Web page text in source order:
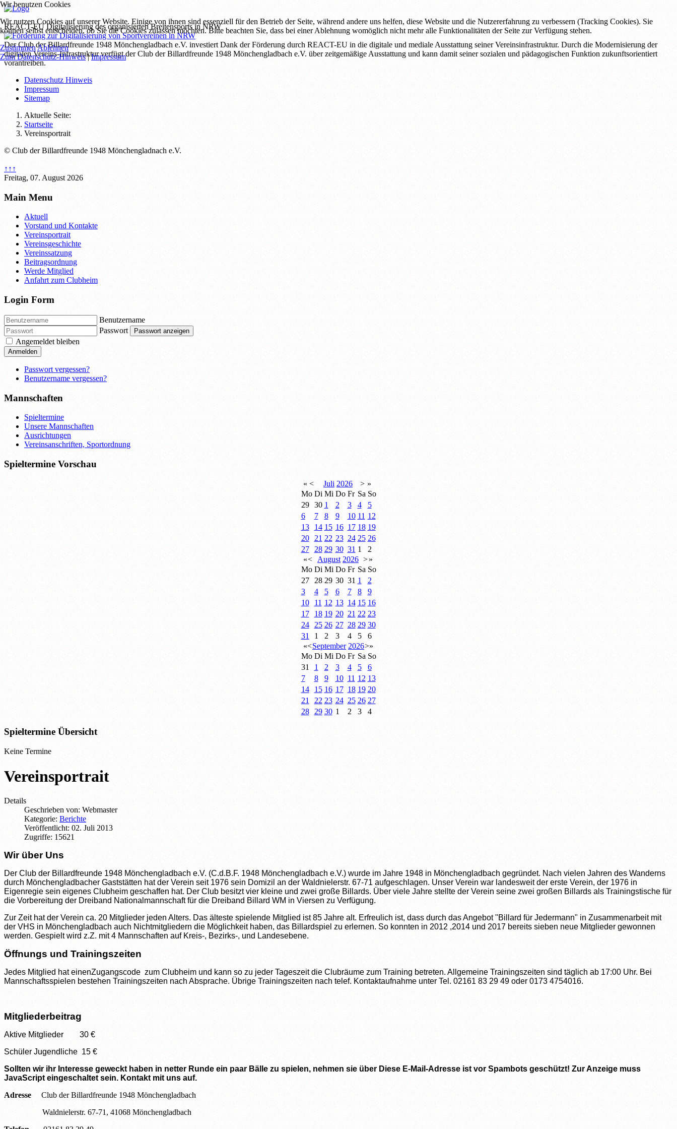
REACT-EU Digitalisierung des organisierten Breitensports in NRW
Der Club der Billardfreunde 1948 Mönchengladbach e.V. investiert Dank der Förderung durch REACT-EU in die digitale und mediale Ausstattung seiner Vereinsinfrastruktur. Durch die Modernisierung der
digitalen Vereins-Infrastruktur verfügt der Club der Billardfreunde 1948 Mönchengladbach e.V. über zeitgemäßige Ausstattung und kann damit seiner sozialen und pädagogischen Funktion zukunftsorientiert
vorantreiben.
Datenschutz Hinweis
Impressum
Sitemap
Aktuelle Seite:
Startseite
Vereinsportrait
© Club der Billardfreunde 1948 Mönchengladnach e.V.
↑↑↑
Freitag, 07. August 2026
Main Menu
Aktuell
Vorstand und Kontakte
Vereinsportrait
Vereinsgeschichte
Vereinssatzung
Beitragsordnung
Werde Mitglied
Anfahrt zum Clubheim
Login Form
Benutzername
Passwort
Passwort anzeigen
Angemeldet bleiben
Anmelden
Passwort vergessen?
Benutzername vergessen?
Mannschaften
Spieltermine
Unsere Mannschaften
Ausrichtungen
Vereinsanschriften, Sportordnung
Spieltermine Vorschau
« < Juli 2026 > »
Mo Di Mi Do Fr Sa So
29
30 1 2 3 4
5
6
7 8 9 10 11 12
13
14 15 16 17 18 19
20
21 22 23 24 25 26
27
28 29 30 31 1
2
«< August 2026 >»
Mo Di Mi Do Fr Sa So
27
28 29 30 31 1
2
3
4 5 6 7 8
9
10
11 12 13 14 15 16
17
18 19 20 21 22 23
24
25 26 27 28 29 30
31
1 2 3 4 5
6
«<September 2026>»
Mo Di Mi Do Fr Sa So
31
1 2 3 4 5
6
7
8 9 10 11 12 13
14
15 16 17 18 19 20
21
22 23 24 25 26 27
28
29 30 1 2 3 4
Spieltermine Übersicht
Keine Termine
Vereinsportrait
Details
Geschrieben von: Webmaster
Kategorie: Berichte
Veröffentlicht: 02. Juli 2013
Zugriffe: 15621
Wir über Uns
Der Club der Billardfreunde 1948 Mönchengladbach e.V. (C.d.B.F. 1948 Mönchengladbach e.V.) wurde im Jahre 1948 in Mönchengladbach gegründet. Nach vielen Jahren des Wanderns
durch Mönchengladbacher Gaststätten hat der Verein seit 1976 sein Domizil an der Waldnielerstr. 67-71 aufgeschlagen. Unser Verein war landesweit der erste Verein, der 1976 in
Eigenregie sein eigenes Clubheim geschaffen hat. Der Club besitzt vier kleine und zwei große Billards. Über viele Jahre stellte der Verein seine zwei großen Billards als Trainingstische für
die Vorbereitung der Dreiband Nationalmannschaft für die Dreiband Billard WM in Viersen zu Verfügung.
Zur Zeit hat der Verein ca. 20 Mitglieder jeden Alters. Das älteste spielende Mitglied ist 85 Jahre alt. Erfreulich ist, dass durch das Angebot "Billard für Jedermann" in Zusammenarbeit mit
der VHS in Mönchengladbach auch Nichtmitgliedern die Möglichkeit haben, das Billardspiel zu erlernen. So konnten in 2012 ,2014 und 2017 bereits sieben neue Mitglieder gewonnen
werden. Gespielt wird z.Z. mit 4 Mannschaften auf Kreis-, Bezirks-, und Landesebene.
Öffnungs und Trainingszeiten
Jedes Mitglied hat einenZugangscode zum Clubheim und kann so zu jeder Tageszeit die Clubräume zum Training betreten. Allgemeine Trainingszeiten sind täglich ab 17:00 Uhr. Bei
Mannschaftsspielen bestehen Trainingszeiten nach Absprache. Übrige Trainingszeiten nach telef. Kontaktaufnahme unter Tel. 02161 83 29 49 oder 0173 4754016.
Mitgliederbeitrag
Aktive Mitglieder 30 €
Schüler Jugendliche 15 €
Sollten wir ihr Interesse geweckt haben in netter Runde ein paar Bälle zu spielen, nehmen sie über Diese E-Mail-Adresse ist vor Spambots geschützt! Zur Anzeige muss
JavaScript eingeschaltet sein. Kontakt mit uns auf.
Adresse
Club der Billardfreunde 1948 Mönchengladbach
Waldnielerstr. 67-71, 41068 Mönchengladbach
Wir benutzen Cookies
Wir nutzen Cookies auf unserer Website. Einige von ihnen sind essenziell für den Betrieb der Seite, während andere uns helfen, diese Website und die Nutzererfahrung zu verbessern (Tracking Cookies). Sie
können selbst entscheiden, ob Sie die Cookies zulassen möchten. Bitte beachten Sie, dass bei einer Ablehnung womöglich nicht mehr alle Funktionalitäten der Seite zur Verfügung stehen.
Zustimmen Ablehnen
Zum Datenschutz-Hinweis|Impressum